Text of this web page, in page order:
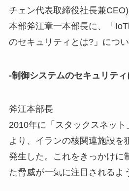
チェン代表取締役社長兼
本部斧江章一本部長に、「
のセキュリティとは?」につい
-制御システムのセキュリティ
斧江本部長
2010年に「スタックスネッ
より、イランの核関連施設を
発生した。これをきっかけに
た脅威が一気に注目されるよ